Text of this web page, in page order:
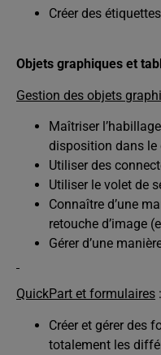
Créer des
Objets graphiques et
Gestion des objets
Maîtriser
disposition dans le
Utiliser des
Utiliser le volet de
Connaître d’une
retouche d’image
Gérer d’une
QuickPart et formulaires :
Créer et gérer des
totalement les